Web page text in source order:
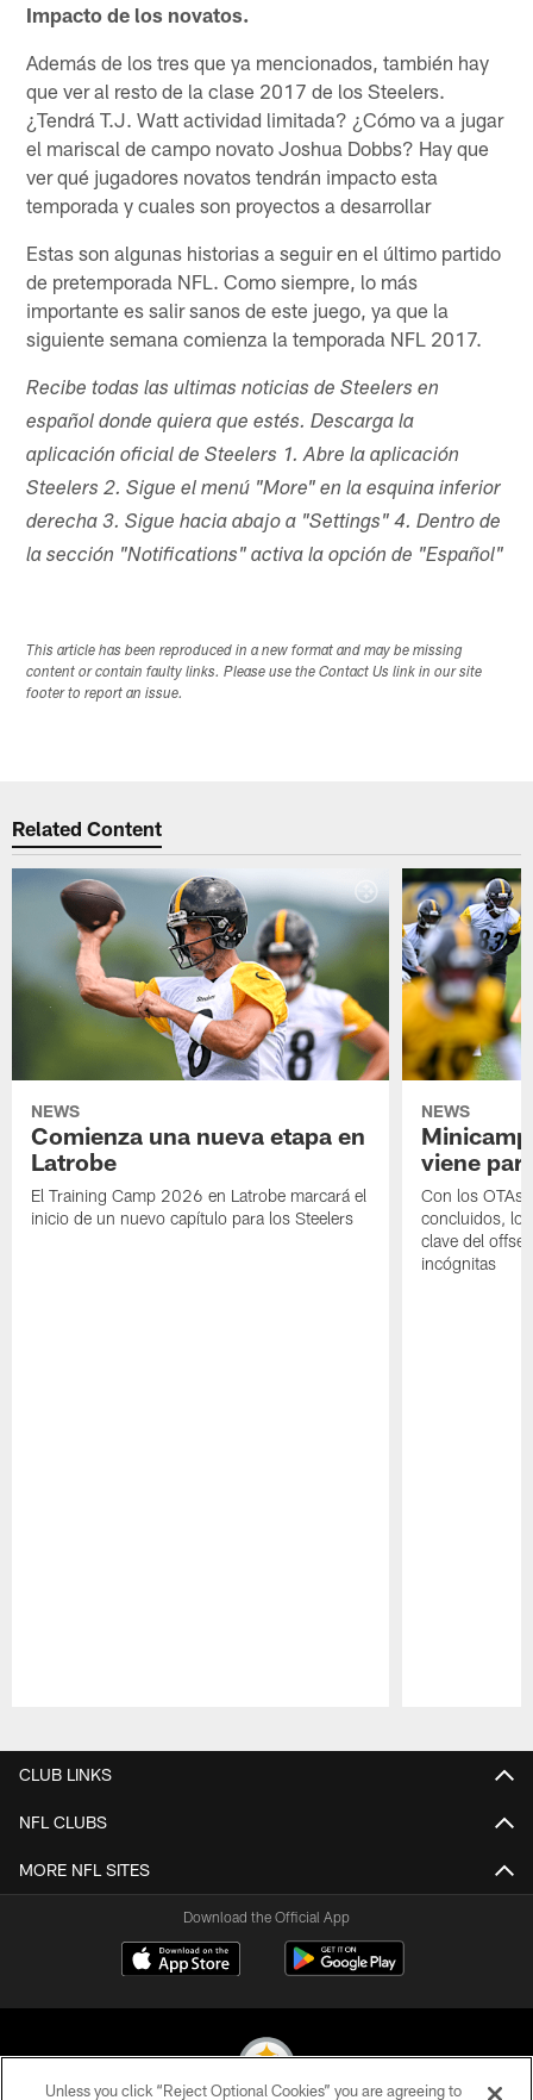
Impacto de los novatos.
Además de los tres que ya mencionados, también hay
que ver al resto de la clase 2017 de los Steelers.
¿Tendrá T.J. Watt actividad limitada? ¿Cómo va a jugar
el mariscal de campo novato Joshua Dobbs? Hay que
ver qué jugadores novatos tendrán impacto esta
temporada y cuales son proyectos a desarrollar
Estas son algunas historias a seguir en el último partido
de pretemporada NFL. Como siempre, lo más
importante es salir sanos de este juego, ya que la
siguiente semana comienza la temporada NFL 2017.
Recibe todas las ultimas noticias de Steelers en
español donde quiera que estés. Descarga la
aplicación oficial de Steelers 1. Abre la aplicación
Steelers 2. Sigue el menú "More" en la esquina inferior
derecha 3. Sigue hacia abajo a "Settings" 4. Dentro de
la sección "Notifications" activa la opción de "Español"
This article has been reproduced in a new format and may be missing
content or contain faulty links. Please use the Contact Us link in our site
footer to report an issue.
Related Content
NEWS
Comienza una nueva etapa en
Latrobe
El Training Camp 2026 en Latrobe marcará el
inicio de un nuevo capítulo para los Steelers
NEWS
viene
Con los OTAs
concluidos,
clave del
incógnitas
CLUB LINKS
NFL CLUBS
MORE NFL SITES
Download the Official App
Unless you click “Reject Optional Cookies” you are agreeing to